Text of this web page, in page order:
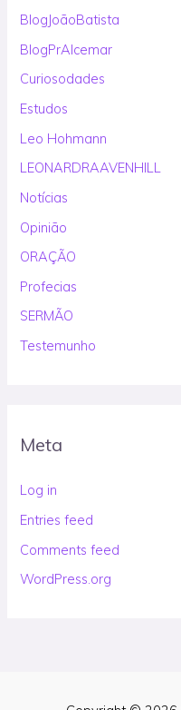
BlogJoãoBatista
BlogPrAlcemar
Curiosodades
Estudos
Leo Hohmann
LEONARDRAAVENHILL
Notícias
Opinião
ORAÇÃO
Profecias
SERMÃO
Testemunho
Meta
Log in
Entries feed
Comments feed
WordPress.org